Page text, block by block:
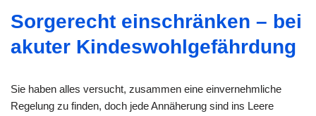
Sorgerecht einschränken – bei
akuter Kindeswohlgefährdung
Sie haben alles versucht, zusammen eine einvernehmliche
Regelung zu finden, doch jede Annäherung sind ins Leere